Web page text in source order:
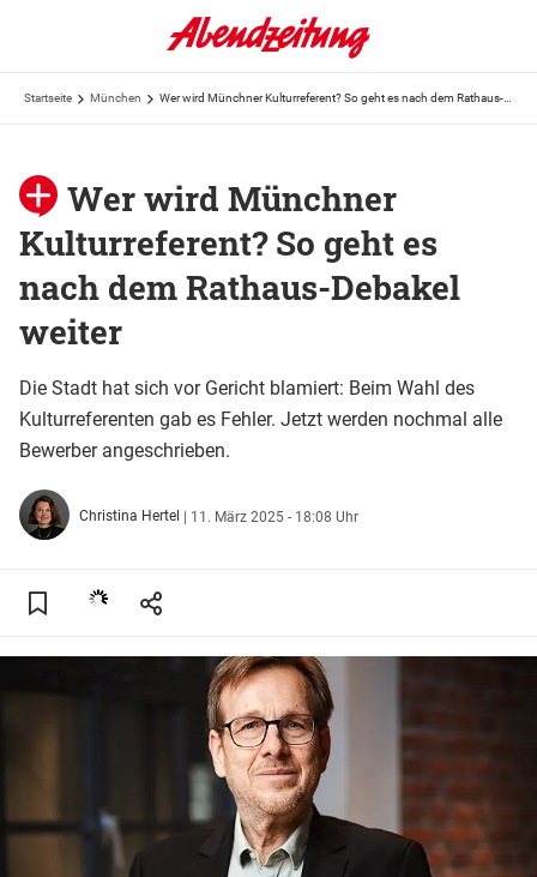
Startseite München
Wer wird Münchner
Kulturreferent? So geht es
nach dem Rathaus-Debakel
weiter
Die Stadt hat sich vor Gericht blamiert: Beim Wahl des
Kulturreferenten gab es Fehler. Jetzt werden nochmal alle
Bewerber angeschrieben.
Christina Hertel | 11. März 2025 - 18:08 Uhr